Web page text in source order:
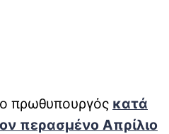
πρωθυπουργός κατά
περασμένο Απρίλιο